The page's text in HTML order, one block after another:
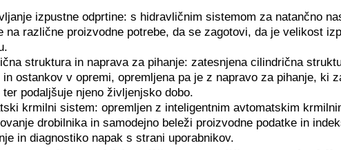
izpustne odprtine: s hidravličnim sistemom za natančno
na različne proizvodne potrebe, da se zagotovi, da je velikost
struktura in naprava za pihanje: zatesnjena cilindrična
in ostankov v opremi, opremljena pa je z napravo za pihanje, ki
podaljšuje njeno življenjsko dobo.
krmilni sistem: opremljen z inteligentnim avtomatskim
drobilnika in samodejno beleži proizvodne podatke in
in diagnostiko napak s strani uporabnikov.